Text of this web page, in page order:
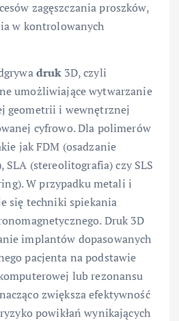
zagęszczania proszków,
w kontrolowanych
druk3D, czyli
umożliwiające wytwarzanie
geometrii i wewnętrznej
cyfrowo. Dla polimerów
jak FDM (osadzanie
SLA (stereolitografia) czy SLS
W przypadku metali i
się techniki spiekania
Druk 3D
implantów dopasowanych
pacjenta na podstawie
lub rezonansu
zwiększa efektywność
powikłań wynikających